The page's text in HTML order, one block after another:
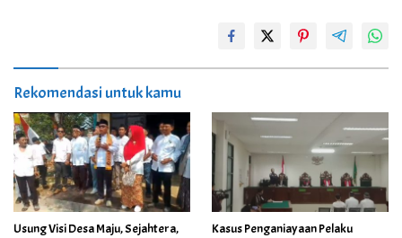
Rekomendasi untuk kamu
Usung Visi Desa Maju, Sejahtera,
Kasus Penganiayaan Pelaku